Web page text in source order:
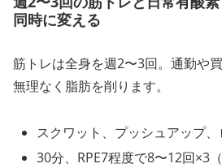
同時に変える
筋トレは全身を週2〜3回。通勤や
無理なく脂肪を削ります。
スクワット、プッシュアップ
30分、RPE7程度で8〜12回×3